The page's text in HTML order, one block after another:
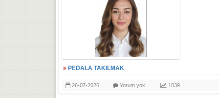
PEDALA TAKILMAK
26-07-2026 Yorum yok. 1039